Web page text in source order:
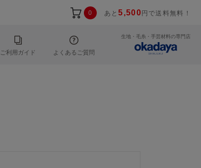
0 あと5,500 円で送料無料！
ご利用ガイド よくあるご質問
生地・毛糸・手芸材料の専門店